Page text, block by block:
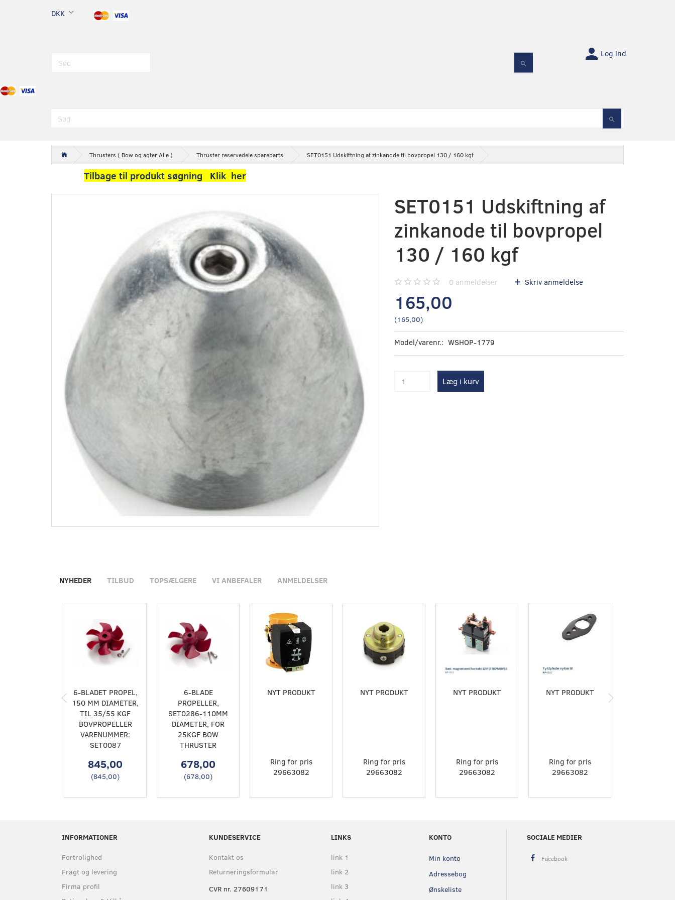
DKK
Log ind
Thrusters ( Bow og agter Alle ) Thruster reservedele spareparts SET0151 Udskiftning af zinkanode til bovpropel 130 / 160 kgf
Tilbage til produkt søgning Klik her
SET0151 Udskiftning af
zinkanode til bovpropel
130 / 160 kgf
0 anmeldelser Skriv anmeldelse
165,00
(165,00)
Model/varenr.: WSHOP-1779
Læg i kurv
NYHEDER TILBUD TOPSÆLGERE VI ANBEFALER ANMELDELSER
6-BLADET PROPEL,
150 MM DIAMETER,
TIL 35/55 KGF
BOVPROPELLER
VARENUMMER:
SET0087
845,00
(845,00)
6-BLADE
PROPELLER,
SET0286-110MM
DIAMETER, FOR
25KGF BOW
THRUSTER
678,00
(678,00)
NYT PRODUKT
Ring for pris
29663082
NYT PRODUKT
Ring for pris
29663082
NYT PRODUKT
Ring for pris
29663082
NYT PRODUKT
Ring for pris
29663082
INFORMATIONER
Fortrolighed
Fragt og levering
Firma profil
KUNDESERVICE
Kontakt os
Returneringsformular
CVR nr. 27609171
LINKS
link 1
link 2
link 3
KONTO
Min konto
Adressebog
Ønskeliste
SOCIALE MEDIER